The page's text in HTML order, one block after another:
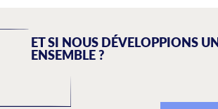
ET SI NOUS DÉVELOPPIONS
ENSEMBLE ?